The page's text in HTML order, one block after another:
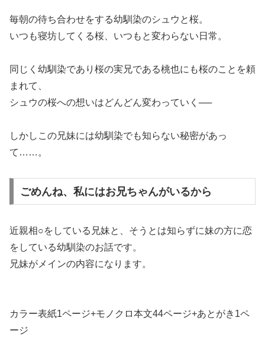
毎朝の待ち合わせをする幼馴染のシュウと桜。
いつも寝坊してくる桜、いつもと変わらない日常。
同じく幼馴染であり桜の実兄である桃也にも桜のことを頼
まれて、
シュウの桜への想いはどんどん変わっていく──
しかしこの兄妹には幼馴染でも知らない秘密があっ
て……。
ごめんね、私にはお兄ちゃんがいるから
近親相○をしている兄妹と、そうとは知らずに妹の方に恋
をしている幼馴染のお話です。
兄妹がメインの内容になります。
カラー表紙1ページ+モノクロ本文44ページ+あとがき1ペ
ージ